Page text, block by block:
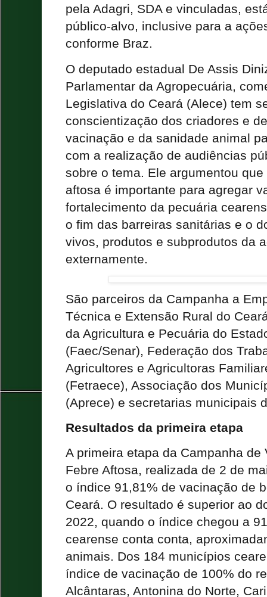
pela Adagri, SDA e vinculadas,
público-alvo, inclusive para a
conforme Braz.
O deputado estadual De Assis
Parlamentar da Agropecuária,
Legislativa do Ceará (Alece) tem
conscientização dos criadores e
vacinação e da sanidade animal
com a realização de audiências
sobre o tema. Ele argumentou
aftosa é importante para agregar
fortalecimento da pecuária
o fim das barreiras sanitárias e o
vivos, produtos e subprodutos da
externamente.
São parceiros da Campanha a
Técnica e Extensão Rural do
da Agricultura e Pecuária do
(Faec/Senar), Federação dos
Agricultores e Agricultoras
(Fetraece), Associação dos
(Aprece) e secretarias municipais
Resultados da primeira etapa
A primeira etapa da Campanha de
Febre Aftosa, realizada de 2 de
o índice 91,81% de vacinação de
Ceará. O resultado é superior ao
2022, quando o índice chegou a
cearense conta conta,
animais. Dos 184 municípios
índice de vacinação de 100% do
Alcântaras, Antonina do Norte,